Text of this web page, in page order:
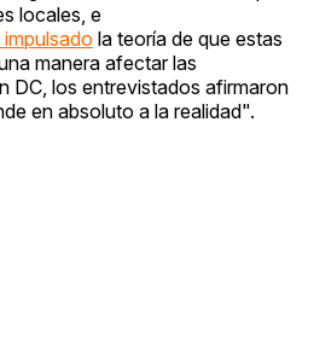
locales, e
la teoría de que estas
manera afectar las
DC, los entrevistados afirmaron
en absoluto a la realidad".